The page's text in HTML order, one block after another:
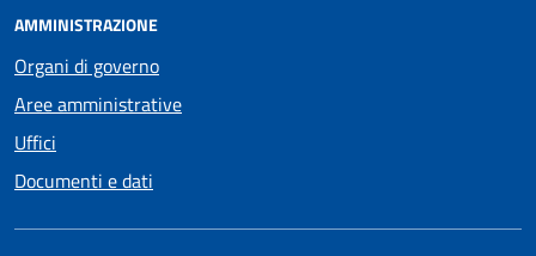
AMMINISTRAZIONE
Organi di governo
Aree amministrative
Uffici
Documenti e dati